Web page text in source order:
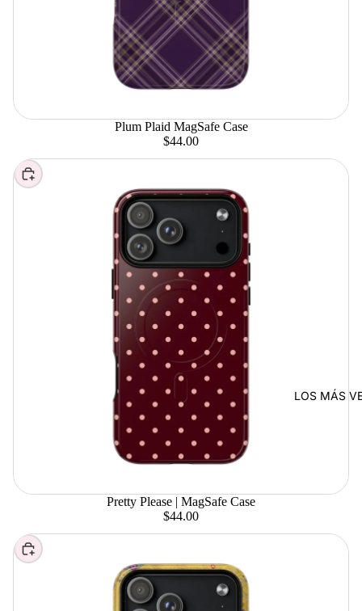
LOS MÁS
Plum Plaid MagSafe Case
$44.00
Elegir
Pretty Please | MagSafe Case
$44.00
Elegir